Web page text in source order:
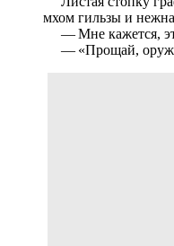
мхом гильзы и
— Мне кажется,
— «Прощай,